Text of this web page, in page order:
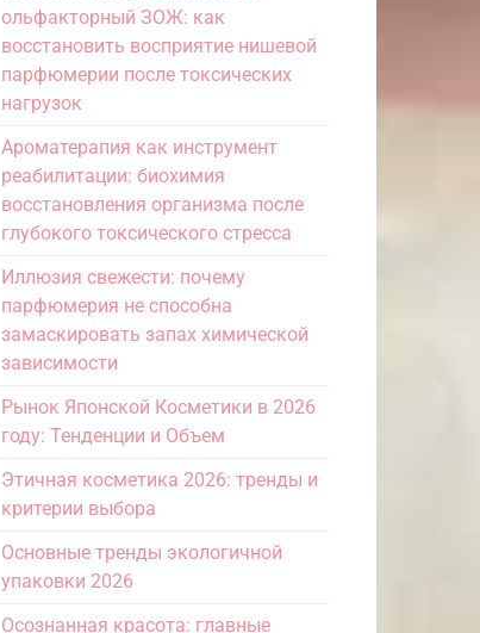
ольфакторный ЗОЖ: как
восстановить восприятие нишевой
парфюмерии после токсических
нагрузок
Ароматерапия как инструмент
реабилитации: биохимия
восстановления организма после
глубокого токсического стресса
Иллюзия свежести: почему
парфюмерия не способна
замаскировать запах химической
зависимости
Рынок Японской Косметики в 2026
году: Тенденции и Объем
Этичная косметика 2026: тренды и
критерии выбора
Основные тренды экологичной
упаковки 2026
Осознанная красота: главные